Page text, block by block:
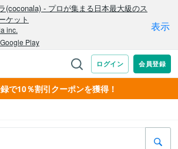
で10％割引クーポンを獲得！